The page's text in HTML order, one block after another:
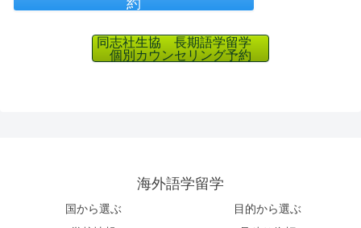
同志社生協 長期語学留学
個別カウンセリング予約
海外語学留学
国から選ぶ
目的から選ぶ